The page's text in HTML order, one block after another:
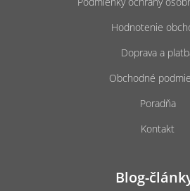
Hodnotenie
Doprava a
Obchodné
Poradňa
Kontakt
Blog-